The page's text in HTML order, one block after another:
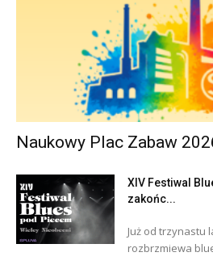
Naukowy Plac Zabaw
XIV Festiwal
zakońc...
Już od trzynastu
rozbrzmiewa